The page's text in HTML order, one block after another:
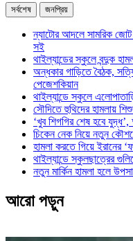
সর্বশেষ জনপ্রিয়
ন্যাটোর আদলে সামরিক
সই
থাইল্যান্ডের স্কুলে বন্দুক
অন্ধকার গাড়িতে বৈঠক,
পেজেশকিয়ান
থাইল্যান্ডে স্কুলে
সৌদিতে হুথিদের হামলায়
‘খুব শিগগির শেষ হবে যুদ্ধ’,
চিকেন নেক নিয়ে নতুন
হামলা করতে গিয়ে ইরানের
থাইল্যান্ডে স্কুলছাত্রের
নতুন মার্কিন হামলা হলে
আরো পড়ুন